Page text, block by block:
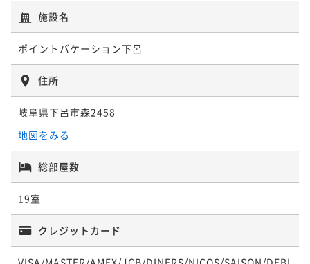
施設名
ポイントバケーション下呂
住所
岐阜県下呂市森2458
地図をみる
総部屋数
19室
クレジットカード